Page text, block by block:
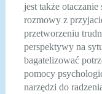
jest także
rozmowy z
przetworzeniu
perspektywy na
bagatelizować
pomocy
narzędzi do